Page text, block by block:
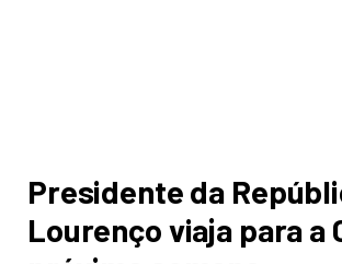
Presidente da
Lourenço viaja para a